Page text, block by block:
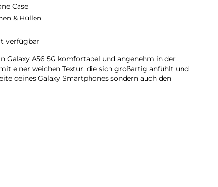
Case
& Hüllen
verfügbar
Galaxy A56 5G komfortabel und angenehm in der
einer weichen Textur, die sich großartig anfühlt und
deines Galaxy Smartphones sondern auch den